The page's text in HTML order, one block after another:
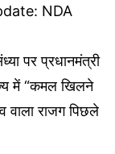
NDA
पर प्रधानमंत्री
में “कमल खिलने
वाला राजग पिछले